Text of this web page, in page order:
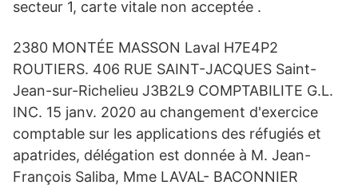
secteur 1, carte vitale non acceptée .
2380 MONTÉE MASSON Laval H7E4P2
ROUTIERS. 406 RUE SAINT-JACQUES Saint-
Jean-sur-Richelieu J3B2L9 COMPTABILITE G.L.
INC. 15 janv. 2020 au changement d'exercice
comptable sur les applications des réfugiés et
apatrides, délégation est donnée à M. Jean-
François Saliba, Mme LAVAL- BACONNIER